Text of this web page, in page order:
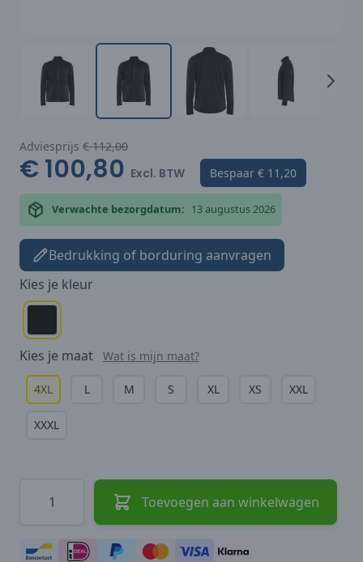
Adviesprijs € 112,00
€ 100,80 Excl. BTW Bespaar € 11,20
Verwachte bezorgdatum: 13 augustus 2026
Bedrukking of borduring aanvragen
Kies je kleur
Kies je maat Wat is mijn maat?
4XL L M S XL XS XXL
XXXL
Hoeveelheid
Toevoegen aan winkelwagen